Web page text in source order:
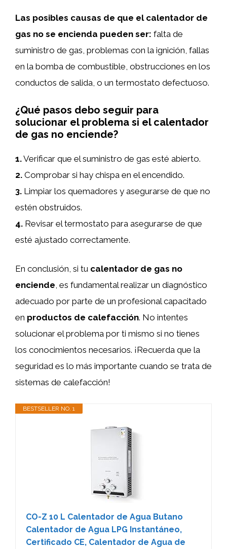
Las posibles causas de que el calentador de
gas no se encienda pueden ser: falta de
suministro de gas, problemas con la ignición, fallas
en la bomba de combustible, obstrucciones en los
conductos de salida, o un termostato defectuoso.
¿Qué pasos debo seguir para
solucionar el problema si el calentador
de gas no enciende?
1.Verificar que el suministro de gas esté abierto.
2. Comprobar si hay chispa en el encendido.
3. Limpiar los quemadores y asegurarse de que no
estén obstruidos.
4. Revisar el termostato para asegurarse de que
esté ajustado correctamente.
En conclusión, si tu calentador de gas no
enciende, es fundamental realizar un diagnóstico
adecuado por parte de un profesional capacitado
en productos de calefacción. No intentes
solucionar el problema por ti mismo si no tienes
los conocimientos necesarios. ¡Recuerda que la
seguridad es lo más importante cuando se trata de
sistemas de calefacción!
BESTSELLER NO. 1
CO-Z 10 L Calentador de Agua Butano
Calentador de Agua LPG Instantáneo,
Certificado CE, Calentador de Agua de